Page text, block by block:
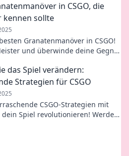
in CSGO, die
kennen sollte
Granatenmanöver in CSGO!
und überwinde deine Gegner
das Spiel verändern:
Strategien für CSGO
CSGO-Strategien mit
dein Spiel revolutionieren! Werde